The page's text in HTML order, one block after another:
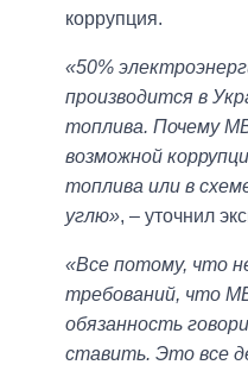
коррупция.
«50%
производится в
топлива. Почему
возможной
топлива или в
углю», – уточнил
«Все потому, что
требований, что
обязанность
ставить. Это все